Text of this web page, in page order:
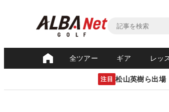
全ツアー ギア レッ
注目 松山英樹ら出